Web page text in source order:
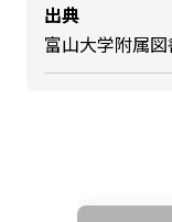
出典
富山大学附属